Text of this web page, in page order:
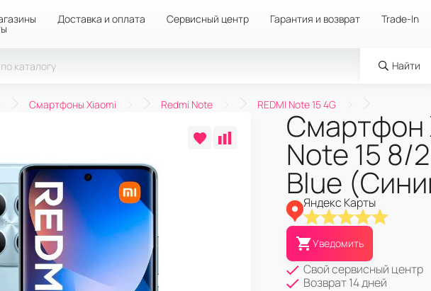
Доставка и оплата Сервисный центр Гарантия и возврат Trade-In
Найти
Смартфоны Xiaomi Redmi Note REDMI Note 15 4G
Смартфон
Note 15 8/
Blue
Яндекс Карты
Уведомить
Свой сервисный центр
Возврат 14 дней